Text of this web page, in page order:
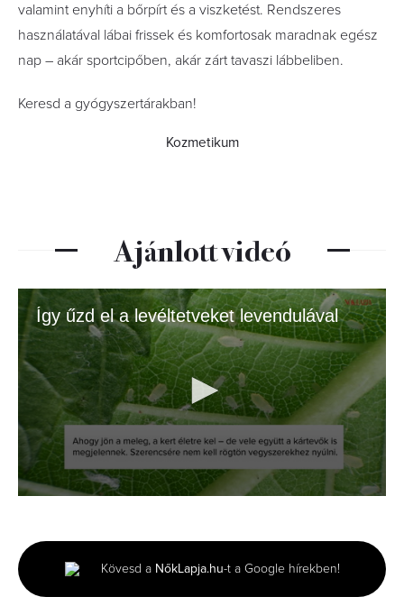
valamint enyhíti a bőrpírt és a viszketést. Rendszeres
használatával lábai frissek és komfortosak maradnak egész
nap – akár sportcipőben, akár zárt tavaszi lábbeliben.
Keresd a gyógyszertárakban!
Kozmetikum
Ajánlott videó
Így űzd el a levéltetveket levendulával
minute,
54
seconds
Kövesd a NőkLapja.hu-t a Google hírekben!